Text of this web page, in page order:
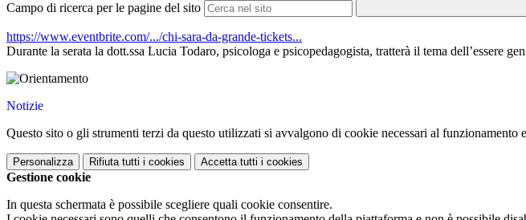
Campo di ricerca per le pagine del sito
https://www.eventbrite.com/.../chi-sara-da-grande-tickets...
Durante la serata la dott.ssa Lucia Todaro, psicologa e psicopedagogista, tratterà il tema dell’essere
Notizie
Questo sito o gli strumenti terzi da questo utilizzati si avvalgono di cookie necessari al funzionamento
Personalizza Rifiuta tutti i cookies Accetta tutti i cookies
Gestione cookie
In questa schermata è possibile scegliere quali cookie consentire.